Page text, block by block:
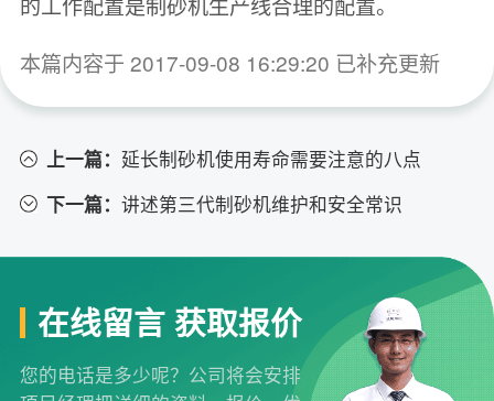
本篇内容于 2017-09-08 16:29:20 已补充更新
上一篇： 延长制砂机使用寿命需要注意的八点
下一篇： 讲述第三代制砂机维护和安全常识
在线留言 获取报价
您的电话是多少呢？公司将会安排